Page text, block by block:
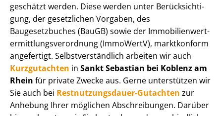
geschätzt werden. Diese werden unter Be­rück­sich­ti­
gung, der gesetzlichen Vorgaben, des
Baugesetzbuches (BauGB) sowie der Im­mo­bi­li­en­wert­
ermitt­lungs­ver­ord­nung (ImmoWertV), marktkonform
angefertigt. Selbst­ver­ständ­lich arbeiten wir auch
Kurzgutachten in Sankt Sebastian bei Koblenz am
Rhein für private Zwecke aus. Gerne unterstützen wir
Sie auch bei Rest­nut­zungs­dau­er-Gutachten zur
Anhebung Ihrer möglichen Abschreibungen. Darüber